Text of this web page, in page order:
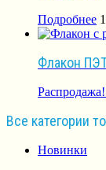
Подробнее
Флакон
Распродажа!
Все категории
Новинки